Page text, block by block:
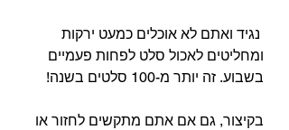
נגיד ואתם לא אוכלים כמעט ירקות
ומחליטים לאכול סלט לפחות פעמיים
בשבוע. זה יותר מ-100 סלטים בשנה!⁣
בקיצור, גם אם אתם מתקשים לחזור או